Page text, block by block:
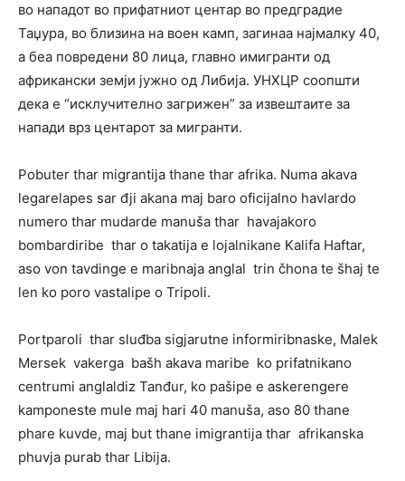
во нападот во прифатниот центар во предградие
Таџура, во близина на воен камп, загинаа најмалку 40,
а беа повредени 80 лица, главно имигранти од
африкански земји јужно од Либија. УНХЦР соопшти
дека е “исклучително загрижен” за извештаите за
напади врз центарот за мигранти.
Pobuter thar migrantija thane thar afrika. Numa akava
legarelapes sar đji akana maj baro oficijalno havlardo
numero thar mudarde manuša thar havajakoro
bombardiribe thar o takatija e lojalnikane Kalifa Haftar,
aso von tavdinge e maribnaja anglal trin čhona te šhaj te
len ko poro vastalipe o Tripoli.
Portparoli thar sluđba sigjarutne informiribnaske, Malek
Mersek vakerga bašh akava maribe ko prifatnikano
centrumi anglaldiz Tanđur, ko pašipe e askerengere
kamponeste mule maj hari 40 manuša, aso 80 thane
phare kuvde, maj but thane imigrantija thar afrikanska
phuvja purab thar Libija.